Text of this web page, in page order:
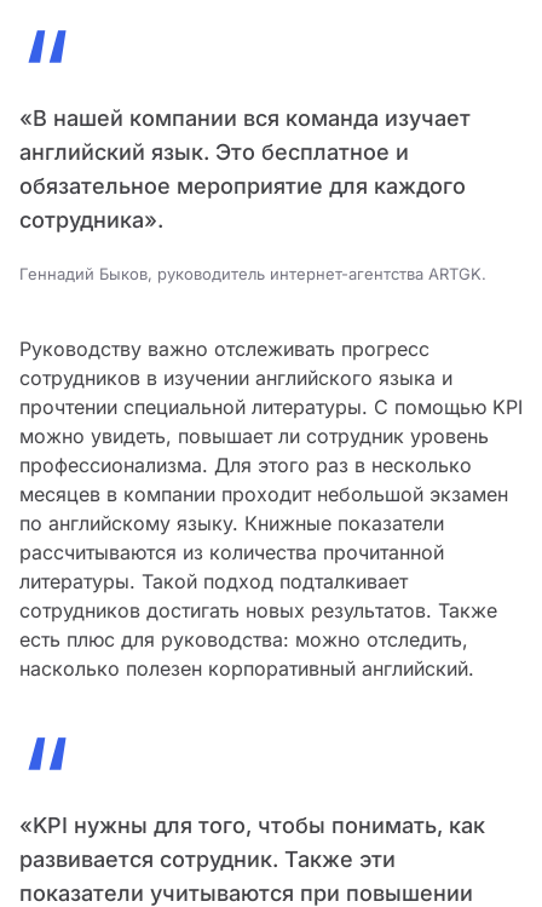
“
«В нашей компании вся команда изучает
английский язык. Это бесплатное и
обязательное мероприятие для каждого
сотрудника».
Геннадий Быков, руководитель интернет-агентства ARTGK.
Руководству важно отслеживать прогресс
сотрудников в изучении английского языка и
прочтении специальной литературы. С помощью KPI
можно увидеть, повышает ли сотрудник уровень
профессионализма. Для этого раз в несколько
месяцев в компании проходит небольшой экзамен
по английскому языку. Книжные показатели
рассчитываются из количества прочитанной
литературы. Такой подход подталкивает
сотрудников достигать новых результатов. Также
есть плюс для руководства: можно отследить,
насколько полезен корпоративный английский.
“
«KPI нужны для того, чтобы понимать, как
развивается сотрудник. Также эти
показатели учитываются при повышении